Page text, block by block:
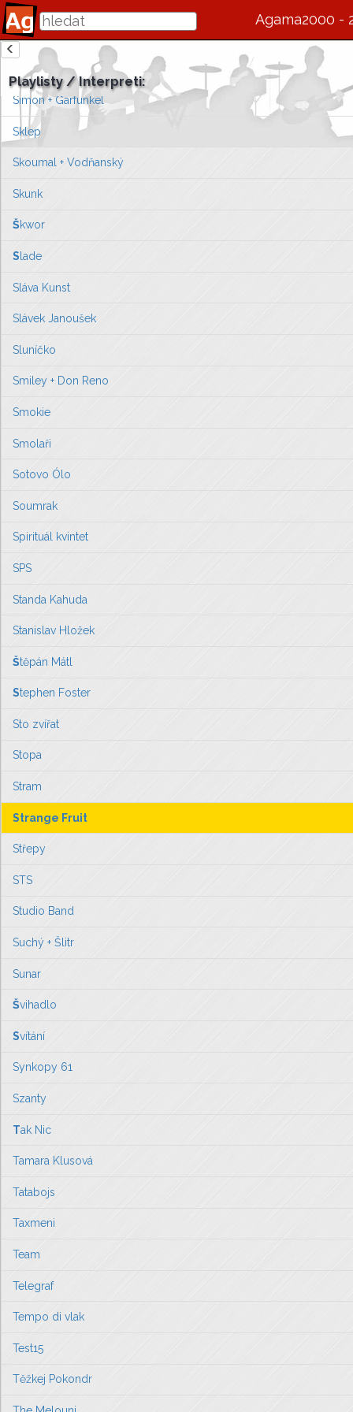
Agama2000 -
zde se bude v budoucnu zobrazovat informace o interpretovi /
Vlevo vyberte píseň, kterou chcete zobrazit
nebo můžete přejít na úvodní stránku ...
Playlisty / Interpreti:
Shalom
Sifon
Simon & Garfunkel
Simon + Garfunkel
Sklep
Skoumal + Vodňanský
Skunk
Škwor
S lade
Sláva Kunst
Slávek Janoušek
Sluníčko
Smiley + Don Reno
Smokie
Smolaři
Sotovo Ólo
Soumrak
Spirituál kvintet
SPS
Standa Kahuda
Stanislav Hložek
Štěpán Mátl
Stephen Foster
Sto zvířat
Stopa
Stram
Strange Fruit
Střepy
STS
Studio Band
Suchý + Šlitr
Sunar
Švihadlo
Svítání
Synkopy 61
Szanty
Tak Nic
Tamara Klusová
Tatabojs
Taxmeni
Team
Telegraf
Tempo di vlak
Test15
Těžkej Pokondr